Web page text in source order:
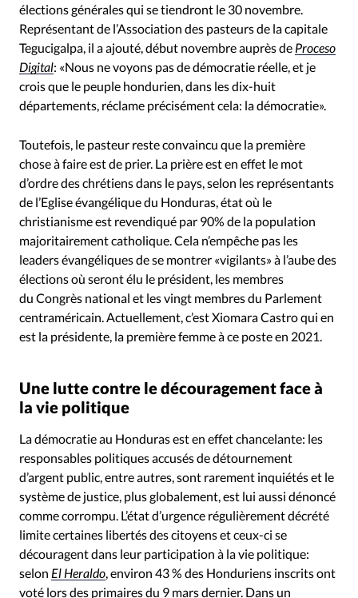
élections générales qui se tiendront le 30 novembre.
Représentant de l’Association des pasteurs de la capitale
Tegucigalpa, il a ajouté, début novembre auprès de Proceso
Digital: «Nous ne voyons pas de démocratie réelle, et je
crois que le peuple hondurien, dans les dix-huit
départements, réclame précisément cela: la démocratie».
Toutefois, le pasteur reste convaincu que la première
chose à faire est de prier. La prière est en effet le mot
d’ordre des chrétiens dans le pays, selon les représentants
de l’Eglise évangélique du Honduras, état où le
christianisme est revendiqué par 90% de la population
majoritairement catholique. Cela n’empêche pas les
leaders évangéliques de se montrer «vigilants» à l’aube des
élections où seront élu le président, les membres
du Congrès national et les vingt membres du Parlement
centraméricain. Actuellement, c’est Xiomara Castro qui en
est la présidente, la première femme à ce poste en 2021.
Une lutte contre le découragement face à
la vie politique
La démocratie au Honduras est en effet chancelante: les
responsables politiques accusés de détournement
d’argent public, entre autres, sont rarement inquiétés et le
système de justice, plus globalement, est lui aussi dénoncé
comme corrompu. L’état d’urgence régulièrement décrété
limite certaines libertés des citoyens et ceux-ci se
découragent dans leur participation à la vie politique:
selon El Heraldo, environ 43 % des Honduriens inscrits ont
voté lors des primaires du 9 mars dernier. Dans un